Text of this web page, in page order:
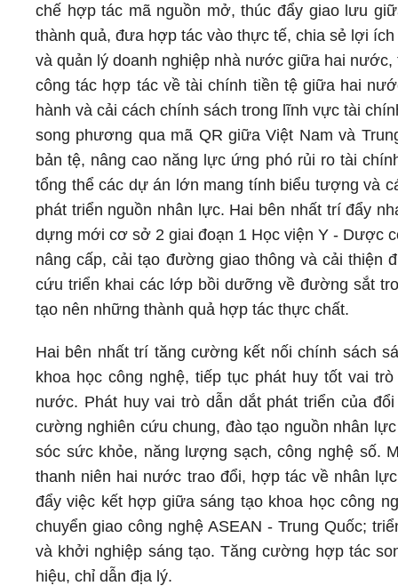
chế hợp tác mã nguồn mở, thúc đẩy giao lưu
thành quả, đưa hợp tác vào thực tế, chia sẻ lợi
và quản lý doanh nghiệp nhà nước giữa hai
công tác hợp tác về tài chính tiền tệ giữa hai
hành và cải cách chính sách trong lĩnh vực tài
song phương qua mã QR giữa Việt Nam và
bản tệ, nâng cao năng lực ứng phó rủi ro tài
tổng thể các dự án lớn mang tính biểu tượng và
phát triển nguồn nhân lực. Hai bên nhất trí đẩy
dựng mới cơ sở 2 giai đoạn 1 Học viện Y - Dược
nâng cấp, cải tạo đường giao thông và cải thiện
cứu triển khai các lớp bồi dưỡng về đường sắt
tạo nên những thành quả hợp tác thực chất.
Hai bên nhất trí tăng cường kết nối chính sách
khoa học công nghệ, tiếp tục phát huy tốt vai
nước. Phát huy vai trò dẫn dắt phát triển của
cường nghiên cứu chung, đào tạo nguồn nhân
sóc sức khỏe, năng lượng sạch, công nghệ số.
thanh niên hai nước trao đổi, hợp tác về nhân
đẩy việc kết hợp giữa sáng tạo khoa học công
chuyển giao công nghệ ASEAN - Trung Quốc;
và khởi nghiệp sáng tạo. Tăng cường hợp tác
hiệu, chỉ dẫn địa lý.